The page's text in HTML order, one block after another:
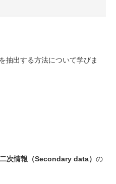
抽出する方法について学びま
次情報（Secondary data） の